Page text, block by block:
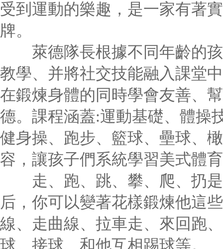
受到運動的樂趣，是一家有著
牌。
萊德隊長根據不同年齡的孩
教學、并將社交技能融入課堂
在鍛煉身體的同時學會友善、
德。課程涵蓋:運動基礎、體操
健身操、跑步、籃球、壘球、
容，讓孩子們系統學習美式體
走、跑、跳、攀、爬、扔是
后，你可以變著花樣鍛煉他這
線、走曲線、拉車走、來回跑
球、接球、和他互相踢球等。